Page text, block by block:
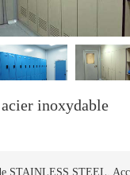
inoxydable
STAINLESS STEEL.